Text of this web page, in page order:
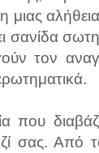
μιας
σανίδα
τον
που
σας. Από